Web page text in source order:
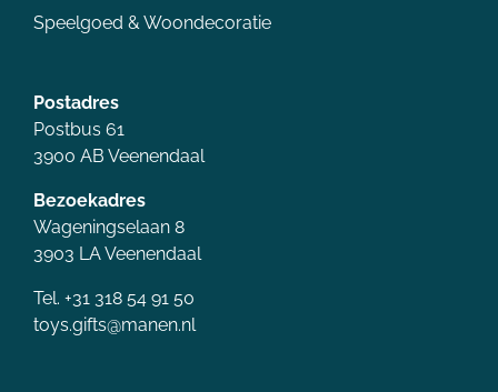
Speelgoed & Woondecoratie
Postadres
Postbus 61
3900 AB Veenendaal
Bezoekadres
Wageningselaan 8
3903 LA Veenendaal
Tel. +31 318 54 91 50
toys.gifts@manen.nl